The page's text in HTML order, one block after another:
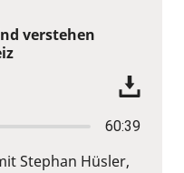
verstehen
60:39
Stephan Hüsler,